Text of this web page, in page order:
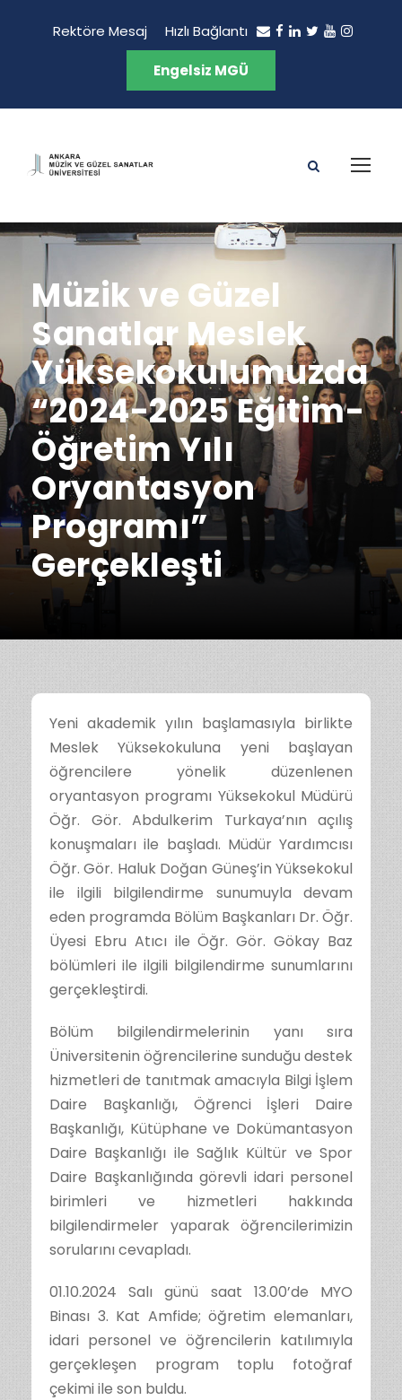
Rektöre Mesaj Hızlı Bağlantı
Engelsiz MGÜ
Müzik ve Güzel
Sanatlar Meslek
Yüksekokulumuzda
“2024-2025 Eğitim-
Öğretim Yılı
Oryantasyon
Programı”
Gerçekleşti
Yeni akademik yılın başlamasıyla birlikte
Meslek Yüksekokuluna yeni başlayan
öğrencilere yönelik düzenlenen
oryantasyon programı Yüksekokul Müdürü
Öğr. Gör. Abdulkerim Turkaya’nın açılış
konuşmaları ile başladı. Müdür Yardımcısı
Öğr. Gör. Haluk Doğan Güneş’in Yüksekokul
ile ilgili bilgilendirme sunumuyla devam
eden programda Bölüm Başkanları Dr. Öğr.
Üyesi Ebru Atıcı ile Öğr. Gör. Gökay Baz
bölümleri ile ilgili bilgilendirme sunumlarını
gerçekleştirdi.
Bölüm bilgilendirmelerinin yanı sıra
Üniversitenin öğrencilerine sunduğu destek
hizmetleri de tanıtmak amacıyla Bilgi İşlem
Daire Başkanlığı, Öğrenci İşleri Daire
Başkanlığı, Kütüphane ve Dokümantasyon
Daire Başkanlığı ile Sağlık Kültür ve Spor
Daire Başkanlığında görevli idari personel
birimleri ve hizmetleri hakkında
bilgilendirmeler yaparak öğrencilerimizin
sorularını cevapladı.
01.10.2024 Salı günü saat 13.00’de MYO
Binası 3. Kat Amfide; öğretim elemanları,
idari personel ve öğrencilerin katılımıyla
gerçekleşen program toplu fotoğraf
çekimi ile son buldu.